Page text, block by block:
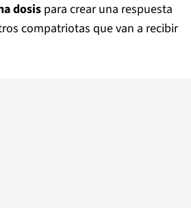
dosis para crear una respuesta
compatriotas que van a recibir